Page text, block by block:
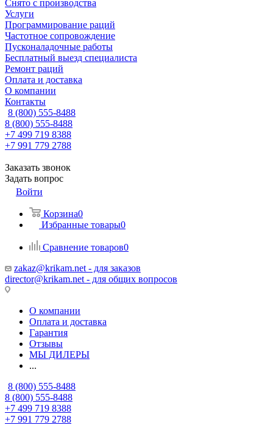
Снято с производства
Услуги
Программирование раций
Частотное сопровождение
Пусконаладочные работы
Бесплатный выезд специалиста
Ремонт раций
Оплата и доставка
О компании
Контакты
8 (800) 555-8488
8 (800) 555-8488
+7 499 719 8388
+7 991 779 2788
Заказать звонок
Задать вопрос
Войти
Корзина0
Избранные товары0
Сравнение товаров0
zakaz@krikam.net - для заказов
director@krikam.net - для общих вопросов
О компании
Оплата и доставка
Гарантия
Отзывы
МЫ ДИЛЕРЫ
...
8 (800) 555-8488
8 (800) 555-8488
+7 499 719 8388
+7 991 779 2788